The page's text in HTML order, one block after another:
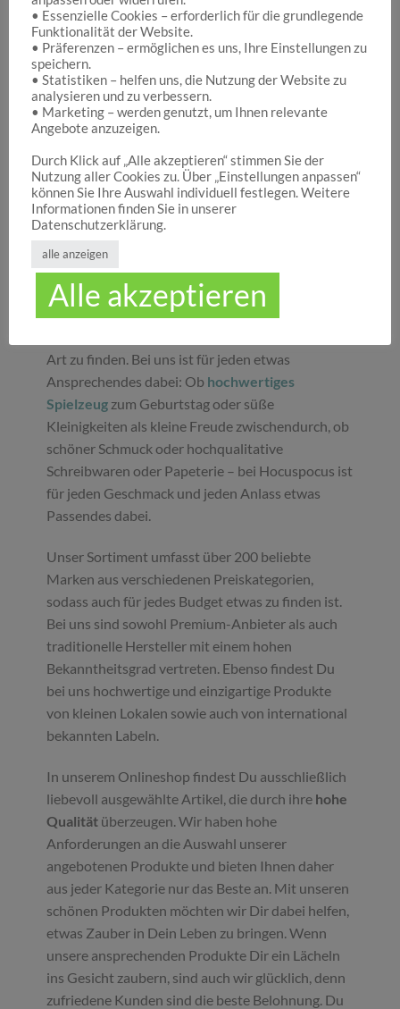
Hocuspocus – Ihr Onlineshop für die schönen
Dinge des Lebens
Hocuspocus ist die richtige Anlaufstelle für Dich,
wenn Du auf der Suche nach schönen
Geschenken , tollenSpielwarenoder
ansprechenderDekorationbist. Wir von
Hocuspocus wissen schöne Dinge stets zu
schätzen und legen daher großen Wert darauf,
dass bei uns Groß und Klein etwas finden, was sie
glücklich macht. Jeder Tag ist ein guter Anlass, um
seinen Liebsten oder sich selbst eine Freude zu
machen. Unser umfassendes Sortiment gibt Ihnen
Art zu finden. Bei uns ist für jeden etwas
Ansprechendes dabei: Ob hochwertiges
Spielzeug zum Geburtstag oder süße
Kleinigkeiten als kleine Freude zwischendurch, ob
schöner Schmuck oder hochqualitative
Schreibwaren oder Papeterie – bei Hocuspocus ist
für jeden Geschmack und jeden Anlass etwas
Passendes dabei.
Unser Sortiment umfasst über 200 beliebte
Marken aus verschiedenen Preiskategorien,
sodass auch für jedes Budget etwas zu finden ist.
Bei uns sind sowohl Premium-Anbieter als auch
traditionelle Hersteller mit einem hohen
Bekanntheitsgrad vertreten. Ebenso findest Du
bei uns hochwertige und einzigartige Produkte
von kleinen Lokalen sowie auch von international
bekannten Labeln.
In unserem Onlineshop findest Du ausschließlich
liebevoll ausgewählte Artikel, die durch ihre hohe
Qualität überzeugen. Wir haben hohe
Anforderungen an die Auswahl unserer
angebotenen Produkte und bieten Ihnen daher
aus jeder Kategorie nur das Beste an. Mit unseren
schönen Produkten möchten wir Dir dabei helfen,
etwas Zauber in Dein Leben zu bringen. Wenn
unsere ansprechenden Produkte Dir ein Lächeln
ins Gesicht zaubern, sind auch wir glücklich, denn
zufriedene Kunden sind die beste Belohnung. Du
• Essenzielle Cookies – erforderlich für die grundlegende
Funktionalität der Website.
• Präferenzen – ermöglichen es uns, Ihre Einstellungen zu
speichern.
• Statistiken – helfen uns, die Nutzung der Website zu
analysieren und zu verbessern.
• Marketing – werden genutzt, um Ihnen relevante
Angebote anzuzeigen.
Durch Klick auf „Alle akzeptieren“ stimmen Sie der
Nutzung aller Cookies zu. Über „Einstellungen anpassen“
können Sie Ihre Auswahl individuell festlegen. Weitere
Informationen finden Sie in unserer
Datenschutzerklärung.
alle anzeigen
Alle akzeptieren